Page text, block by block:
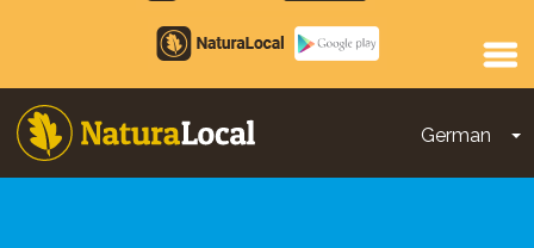
Google
Play
German
Main